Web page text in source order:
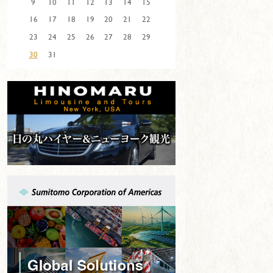
16
17 18 19 20 21
22
23
24 25 26 27 28
29
30
31